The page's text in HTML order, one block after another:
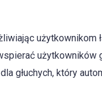
użytkownikom
użytkowników
głuchych, który